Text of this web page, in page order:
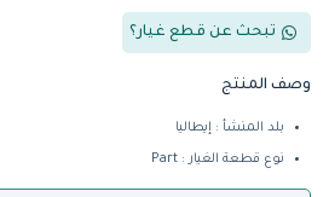
تبحث عن قطع غيار؟
وصف المنتج
بلد المنشأ : إيطاليا
نوع قطعة الغيار : Part